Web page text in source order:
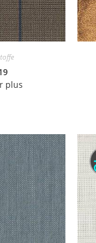
plus